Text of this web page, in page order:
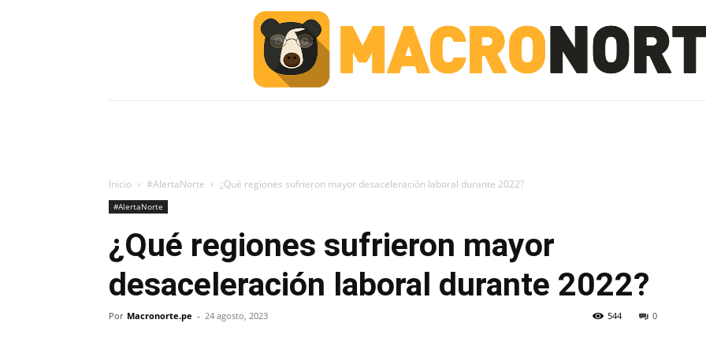
Inicio #AlertaNorte ¿Qué regiones sufrieron mayor desaceleración laboral durante 2022?
#AlertaNorte
¿Qué regiones sufrieron mayor
desaceleración laboral durante 2022?
Por Macronorte.pe - 24 agosto, 2023 0
544